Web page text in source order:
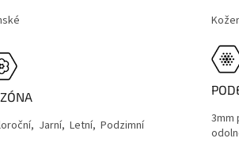
Jarní, Letní, Podzimní
3mm